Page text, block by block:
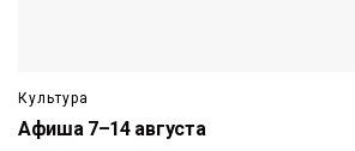
Культура
Афиша 7–14 августа